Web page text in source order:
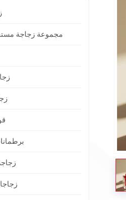
مجموعة زجاجة